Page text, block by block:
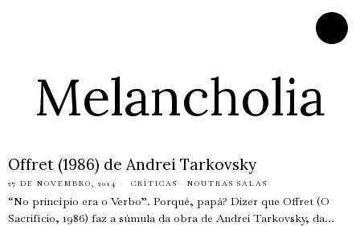
Melancholia
Offret (1986) de Andrei Tarkovsky
27 DE NOVEMBRO, 2014 CRÍTICAS · NOUTRAS SALAS
“No princípio era o Verbo”. Porquê, papá? Dizer que Offret (O
Sacrifício, 1986) faz a súmula da obra de Andrei Tarkovsky, da…